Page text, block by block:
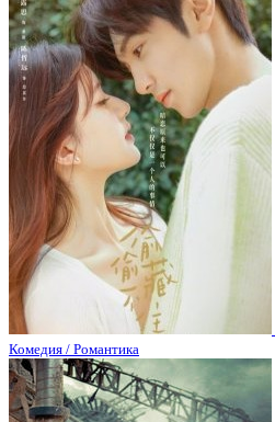
Комедия / Романтика